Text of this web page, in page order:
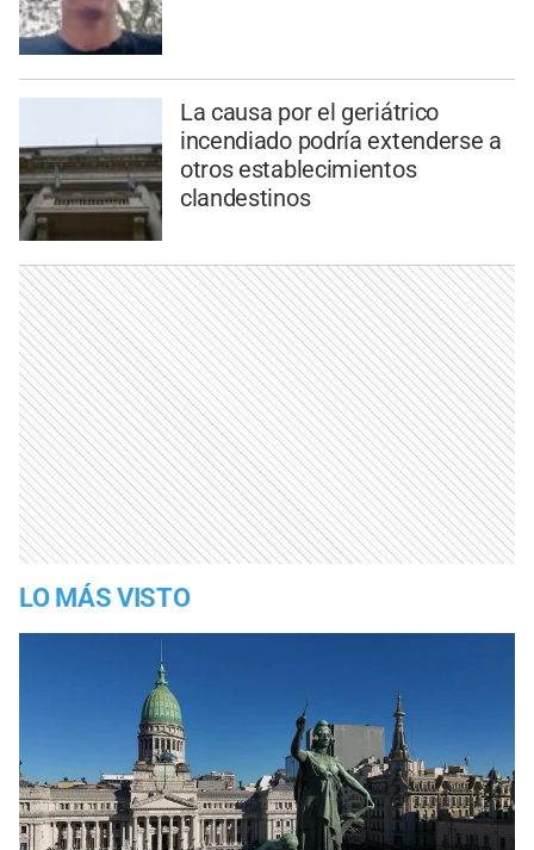
La causa por el geriátrico
incendiado podría extenderse a
otros establecimientos
clandestinos
LO MÁS VISTO